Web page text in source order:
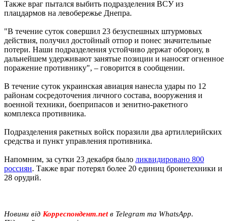
Также враг пытался выбить подразделения ВСУ из
плацдармов на левобережье Днепра.
"В течение суток совершил 23 безуспешных штурмовых
действия, получил достойный отпор и понес значительные
потери. Наши подразделения устойчиво держат оборону, в
дальнейшем удерживают занятые позиции и наносят огненное
поражение противнику", – говорится в сообщении.
В течение суток украинская авиация нанесла удары по 12
районам сосредоточения личного состава, вооружения и
военной техники, боеприпасов и зенитно-ракетного
комплекса противника.
Подразделения ракетных войск поразили два артиллерийских
средства и пункт управления противника.
Напомним, за сутки 23 декабря было ликвидировано 800
россиян. Также враг потерял более 20 единиц бронетехники и
28 орудий.
Новини від Корреспондент.netв Telegram та WhatsApp.